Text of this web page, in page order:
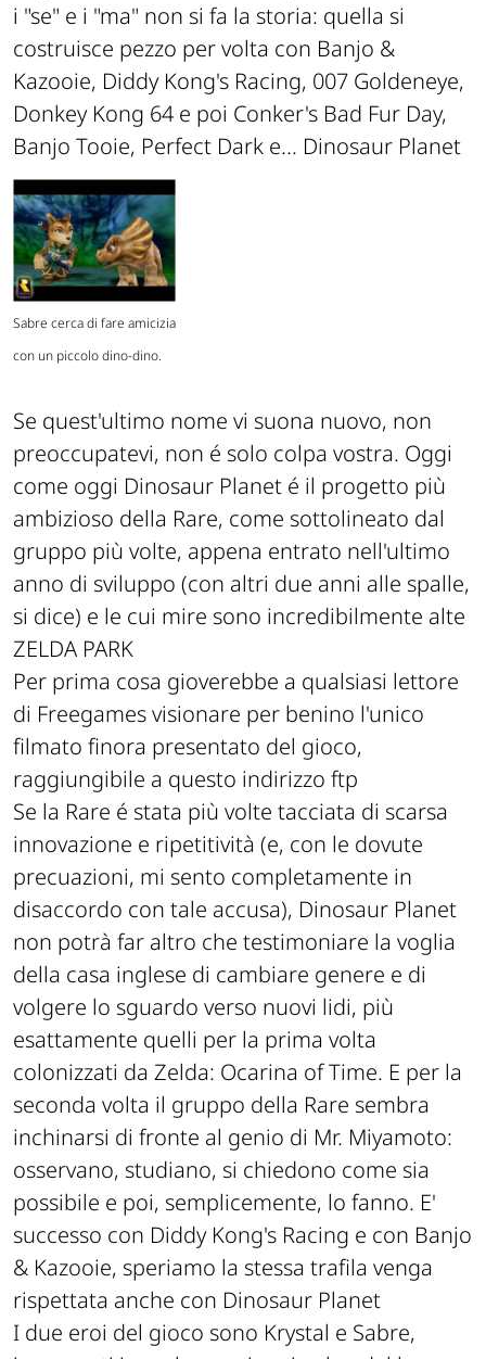
i "se" e i "ma" non si fa la storia: quella si
costruisce pezzo per volta con Banjo &
Kazooie, Diddy Kong's Racing, 007 Goldeneye,
Donkey Kong 64 e poi Conker's Bad Fur Day,
Banjo Tooie, Perfect Dark e... Dinosaur Planet
Sabre cerca di fare amicizia
con un piccolo dino-dino.
Se quest'ultimo nome vi suona nuovo, non
preoccupatevi, non é solo colpa vostra. Oggi
come oggi Dinosaur Planet é il progetto più
ambizioso della Rare, come sottolineato dal
gruppo più volte, appena entrato nell'ultimo
anno di sviluppo (con altri due anni alle spalle,
si dice) e le cui mire sono incredibilmente alte
ZELDA PARK
Per prima cosa gioverebbe a qualsiasi lettore
di Freegames visionare per benino l'unico
filmato finora presentato del gioco,
raggiungibile a questo indirizzo ftp
Se la Rare é stata più volte tacciata di scarsa
innovazione e ripetitività (e, con le dovute
precuazioni, mi sento completamente in
disaccordo con tale accusa), Dinosaur Planet
non potrà far altro che testimoniare la voglia
della casa inglese di cambiare genere e di
volgere lo sguardo verso nuovi lidi, più
esattamente quelli per la prima volta
colonizzati da Zelda: Ocarina of Time. E per la
seconda volta il gruppo della Rare sembra
inchinarsi di fronte al genio di Mr. Miyamoto:
osservano, studiano, si chiedono come sia
possibile e poi, semplicemente, lo fanno. E'
successo con Diddy Kong's Racing e con Banjo
& Kazooie, speriamo la stessa trafila venga
rispettata anche con Dinosaur Planet
I due eroi del gioco sono Krystal e Sabre,